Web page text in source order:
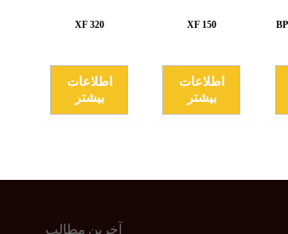
XF 150
اطلاعات
بیشتر
XF 320
اطلاعات
بیشتر
آخرین مطالب